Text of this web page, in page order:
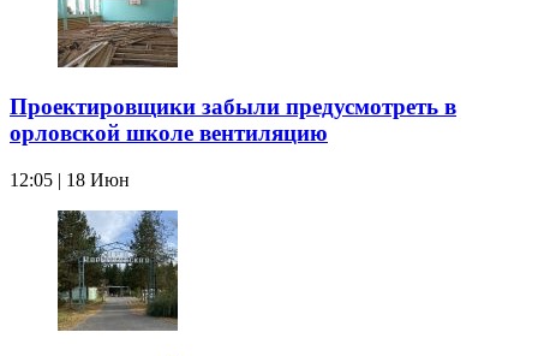
Проектировщики забыли предусмотреть в
орловской школе вентиляцию
12:05 | 18 Июн